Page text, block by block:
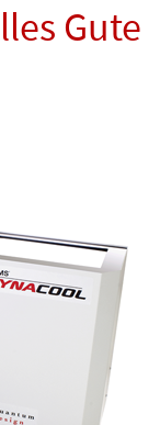
Gute